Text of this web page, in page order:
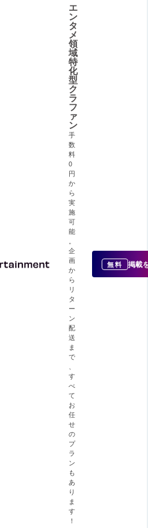
エ
ン
タ
メ
領
域
特
化
型
ク
ラ
フ
ァ
ン
手
数
料
0
円
か
ら
実
施
可
能
。
企
画
か
ら
リ
タ
ー
ン
配
送
ま
で
、
す
べ
て
お
任
せ
の
プ
ラ
ン
も
あ
り
ま
す
！
無料 掲載